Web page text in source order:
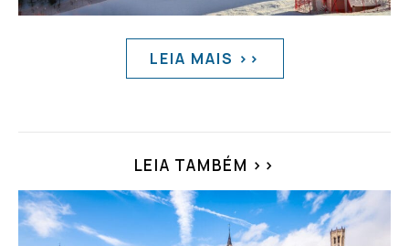
LEIA MAIS >>
LEIA TAMBÉM >>